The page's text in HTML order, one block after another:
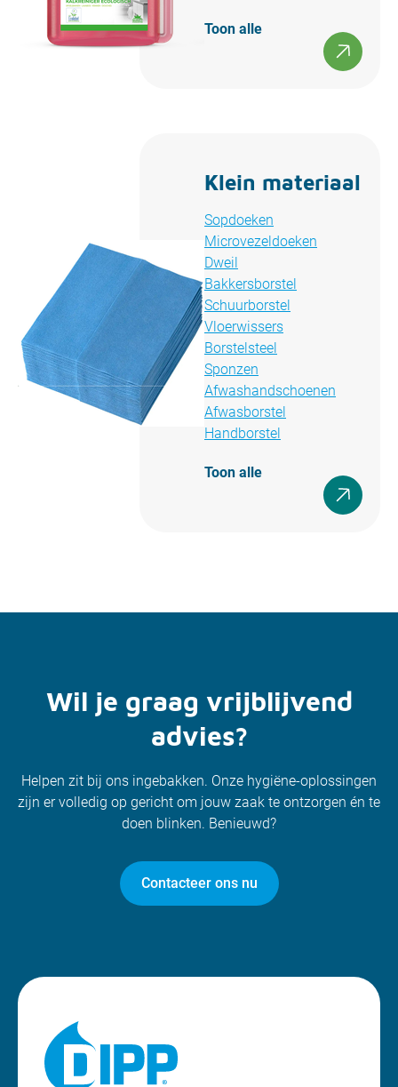
Toon alle
Klein materiaal
Sopdoeken
Microvezeldoeken
Dweil
Bakkersborstel
Schuurborstel
Vloerwissers
Borstelsteel
Sponzen
Afwashandschoenen
Afwasborstel
Handborstel
Toon alle
Wil je graag vrijblijvend
advies?
Helpen zit bij ons ingebakken. Onze hygiëne-oplossingen
zijn er volledig op gericht om jouw zaak te ontzorgen én te
doen blinken. Benieuwd?
Contacteer ons nu